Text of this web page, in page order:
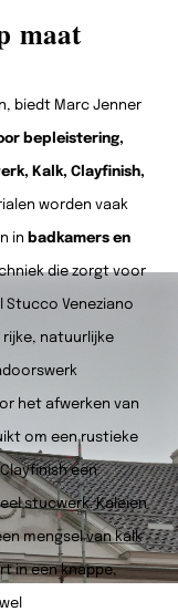
maat
biedt Marc Jenner
bepleistering,
Kalk, Clayfinish,
worden vaak
in badkamers en
die zorgt voor
Veneziano
natuurlijke
het afwerken van
om een rustieke
een
stucwerk. Kaleien
mengsel van kalk
in een knappe,